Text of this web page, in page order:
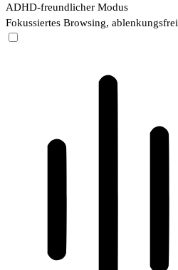
ADHD-freundlicher Modus
Fokussiertes Browsing, ablenkungsfrei